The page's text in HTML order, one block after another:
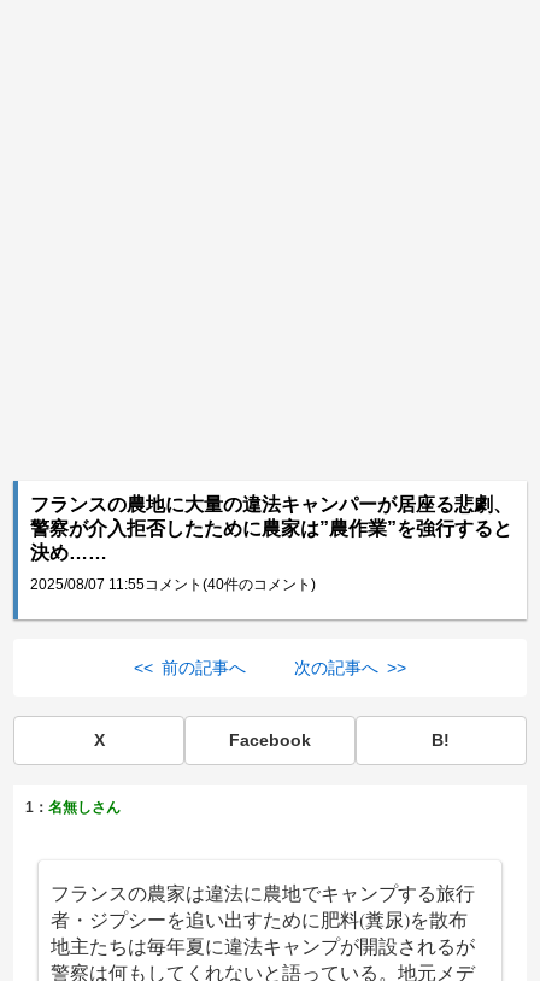
フランスの農地に大量の違法キャンパーが居座る悲劇、
警察が介入拒否したために農家は”農作業”を強行すると
決め……
2025/08/07 11:55コメント(40件のコメント)
<< 前の記事へ 次の記事へ >>
X Facebook B!
1：名無しさん
フランスの農家は違法に農地でキャンプする旅行
者・ジプシーを追い出すために肥料(糞尿)を散布
地主たちは毎年夏に違法キャンプが開設されるが
警察は何もしてくれないと語っている。地元メデ